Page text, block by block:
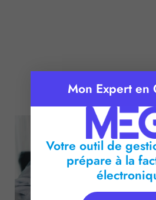
Publié le : 3
Mon Expert en
Votre outil de
prépare à la